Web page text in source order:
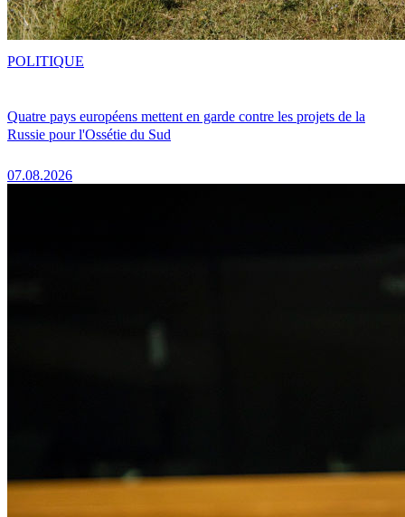
Quatre pays européens mettent en garde contre les projets de la
Russie pour l'Ossétie du Sud
07.08.2026
POLITIQUE